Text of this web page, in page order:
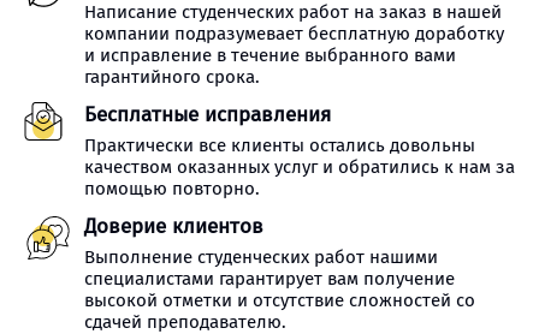
Написание студенческих работ на заказ в нашей
компании подразумевает бесплатную доработку
и исправление в течение выбранного вами
гарантийного срока.
Бесплатные исправления
Практически все клиенты остались довольны
качеством оказанных услуг и обратились к нам за
помощью повторно.
Доверие клиентов
Выполнение студенческих работ нашими
специалистами гарантирует вам получение
высокой отметки и отсутствие сложностей со
сдачей преподавателю.